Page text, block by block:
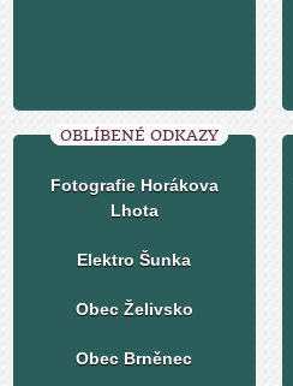
OBLÍBENÉ ODKAZY
Fotografie Horákova
Lhota
Elektro Šunka
Obec Želivsko
Obec Brněnec